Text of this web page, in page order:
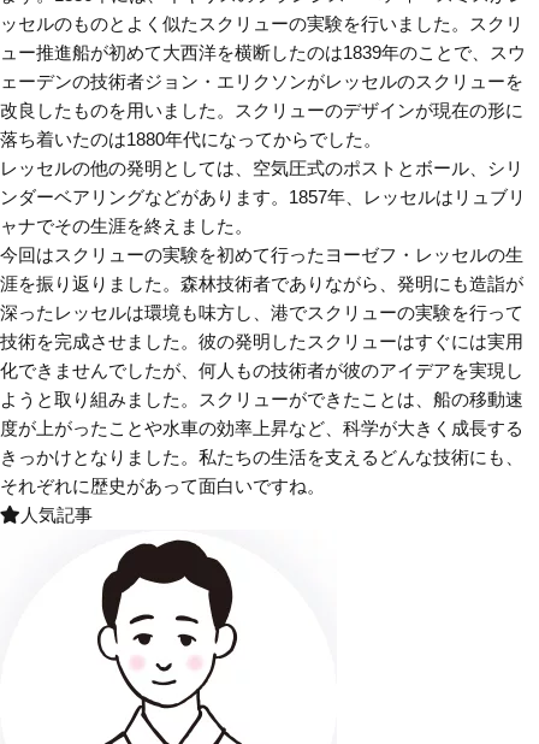
ッセルのものとよく似たスクリューの実験を行いました。スクリ
ュー推進船が初めて大西洋を横断したのは1839年のことで、スウ
ェーデンの技術者ジョン・エリクソンがレッセルのスクリューを
改良したものを用いました。スクリューのデザインが現在の形に
落ち着いたのは1880年代になってからでした。
レッセルの他の発明としては、空気圧式のポストとボール、シリ
ンダーベアリングなどがあります。1857年、レッセルはリュブリ
ャナでその生涯を終えました。
今回はスクリューの実験を初めて行ったヨーゼフ・レッセルの生
涯を振り返りました。森林技術者でありながら、発明にも造詣が
深ったレッセルは環境も味方し、港でスクリューの実験を行って
技術を完成させました。彼の発明したスクリューはすぐには実用
化できませんでしたが、何人もの技術者が彼のアイデアを実現し
ようと取り組みました。スクリューができたことは、船の移動速
度が上がったことや水車の効率上昇など、科学が大きく成長する
きっかけとなりました。私たちの生活を支えるどんな技術にも、
それぞれに歴史があって面白いですね。
人気記事